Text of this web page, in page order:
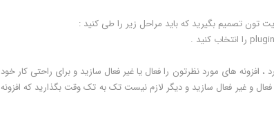
تون تصمیم بگیرید که باید مراحل زیر را طی کنید :
، افزونه های مورد نظرتون را فعال یا غیر فعال سازید و برای راحتی کار خود
فعال و غیر فعال سازید و دیگر لازم نیست تک به تک وقت بگذارید که افزونه